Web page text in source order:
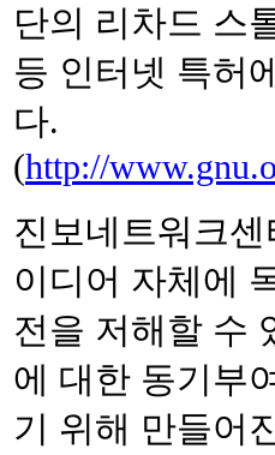
단의 리차드 스
등 인터넷 특허
다.
(http://
진보네트워크
이디어 자체에
전을 저해할 수
에 대한 동기부
기 위해 만들어